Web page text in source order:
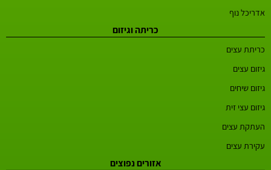
אדריכל נוף
כריתה וגיזום
כריתת עצים
גיזום עצים
גיזום שיחים
גיזום עצי זית
העתקת עצים
עקירת עצים
אזורים נפוצים